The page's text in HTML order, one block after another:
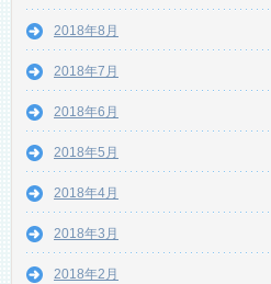
2018年8月
2018年7月
2018年6月
2018年5月
2018年4月
2018年3月
2018年2月